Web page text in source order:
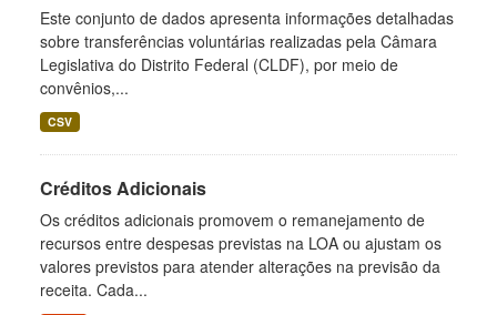
Este conjunto de dados apresenta informações detalhadas
sobre transferências voluntárias realizadas pela Câmara
Legislativa do Distrito Federal (CLDF), por meio de
convênios,...
CSV
Créditos Adicionais
Os créditos adicionais promovem o remanejamento de
recursos entre despesas previstas na LOA ou ajustam os
valores previstos para atender alterações na previsão da
receita. Cada...